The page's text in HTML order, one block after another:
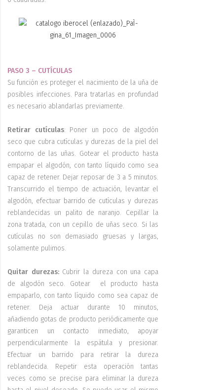
PASO 3 – CUTÍCULAS
Su función es proteger el nacimiento de la uña de
posibles infecciones. Para tratarlas en profundad
es necesario ablandarlas previamente.
Retirar cutículas: Poner un poco de algodón
seco que cubra cutículas y durezas de la piel del
contorno de las uñas. Gotear el producto hasta
empapar el algodón, con tanto líquido como sea
capaz de retener. Dejar reposar de 3 a 5 minutos.
Transcurrido el tiempo de actuación, levantar el
algodón, efectuar barrido de cutículas y durezas
reblandecidas un palito de naranjo. Cepillar la
zona tratada, con un cepillo de uñas seco. Si las
cutículas no son demasiado gruesas y largas,
solamente pulimos.
Quitar durezas:Cubrir la dureza con una capa
de algodón seco. Gotear el producto hasta
empaparlo, con tanto líquido como sea capaz de
retener. Deja actuar durante 10 minutos,
añadiendo gotas de producto periódicamente que
garanticen un contacto inmediato, apoyar
perpendicularmente la espátula y presionar.
Efectuar un barrido para retirar la dureza
reblandecida. Repetir esta operación tantas
veces como se precise para eliminar la dureza